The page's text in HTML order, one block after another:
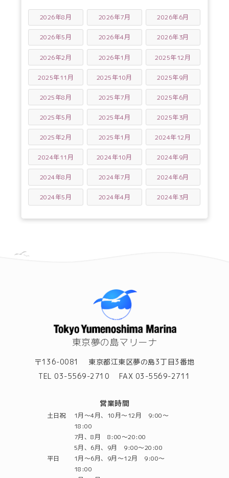
2026年8月 2026年7月 2026年6月
2026年5月 2026年4月 2026年3月
2026年2月 2026年1月 2025年12月
2025年11月 2025年10月 2025年9月
2025年8月 2025年7月 2025年6月
2025年5月 2025年4月 2025年3月
2025年2月 2025年1月 2024年12月
2024年11月 2024年10月 2024年9月
2024年8月 2024年7月 2024年6月
2024年5月 2024年4月 2024年3月
東京夢の島マリーナ
〒136-0081
東京都江東区夢の島3丁目3番地
TEL 03-5569-2710
FAX 03-5569-2711
営業時間
土日祝
1月～4月、10月～12月 9:00～
18:00
7月、8月 8:00～20:00
5月、6月、9月 9:00～20:00
平日
1月～6月、9月～12月 9:00～
18:00